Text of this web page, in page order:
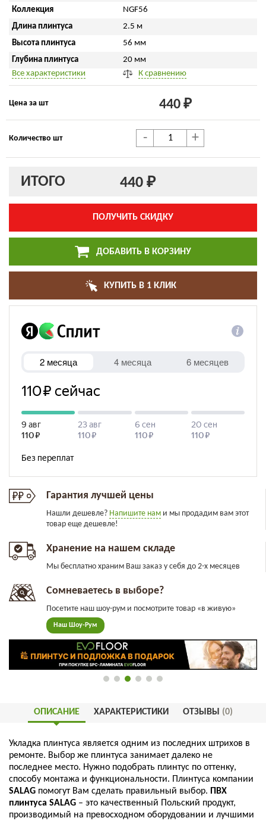
Коллекция
NGF56
Длина плинтуса
2.5 м
Высота плинтуса
56 мм
Глубина плинтуса
20 мм
Все характеристики
К сравнению
Цена за шт 440 ₽
Количество шт - +
ИТОГО 440 ₽
ПОЛУЧИТЬ СКИДКУ
ДОБАВИТЬ В КОРЗИНУ
КУПИТЬ В 1 КЛИК
Гарантия лучшей цены
Нашли дешевле? Напишите нам и мы продадим вам этот
товар еще дешевле!
Хранение на нашем складе
Мы бесплатно храним Ваш заказ у себя до 2-х месяцев
Сомневаетесь в выборе?
Посетите наш шоу-рум и посмотрите товар «в живую»
Наш Шоу-Рум
ОПИСАНИЕ ХАРАКТЕРИСТИКИ ОТЗЫВЫ (0)
Укладка плинтуса является одним из последних штрихов в
ремонте. Выбор же плинтуса занимает далеко не
последнее место. Нужно подобрать плинтус по оттенку,
способу монтажа и функциональности. Плинтуса компании
SALAG помогут Вам сделать правильный выбор. ПВХ
плинтуса SALAG – это качественный Польский продукт,
производимый на превосходном оборудовании и лучшими